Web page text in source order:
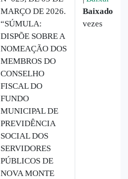
MARÇO DE 2026.
“SÚMULA:
DISPÕE SOBRE A
NOMEAÇÃO DOS
MEMBROS DO
CONSELHO
FISCAL DO
FUNDO
MUNICIPAL DE
PREVIDÊNCIA
SOCIAL DOS
SERVIDORES
PÚBLICOS DE
NOVA MONTE
Baixado:
vezes